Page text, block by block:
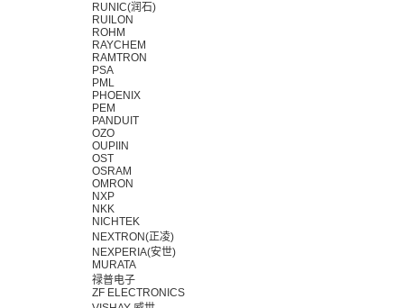
RUNIC(润石)
RUILON
ROHM
RAYCHEM
RAMTRON
PSA
PML
PHOENIX
PEM
PANDUIT
OZO
OUPIIN
OST
OSRAM
OMRON
NXP
NKK
NICHTEK
NEXTRON(正凌)
NEXPERIA(安世)
MURATA
禄普电子
ZF ELECTRONICS